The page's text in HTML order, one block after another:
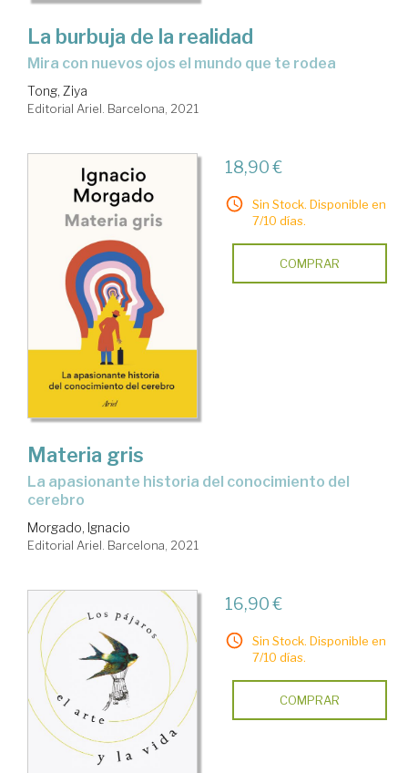
La burbuja de la realidad
mira con nuevos ojos el mundo que te rodea
Tong, Ziya
Editorial Ariel. Barcelona, 2021
18,90 €
Sin Stock. Disponible en
7/10 días.
COMPRAR
Materia gris
la apasionante historia del conocimiento del
cerebro
Morgado, Ignacio
Editorial Ariel. Barcelona, 2021
16,90 €
Sin Stock. Disponible en
7/10 días.
COMPRAR